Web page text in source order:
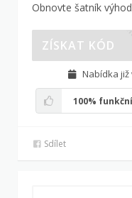
Obnovte šatník
ZÍSKAT KÓD
Nabídka již
100% funkční
Sdílet